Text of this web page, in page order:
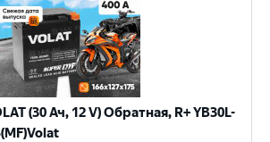
(30 Ач, 12 V) Обратная, R+ YB30L-